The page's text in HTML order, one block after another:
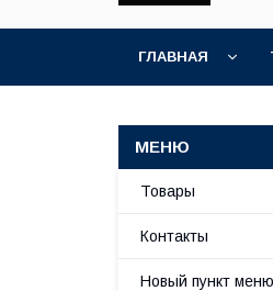
ГЛАВНАЯ
Товары
Контакты
Новый пункт меню